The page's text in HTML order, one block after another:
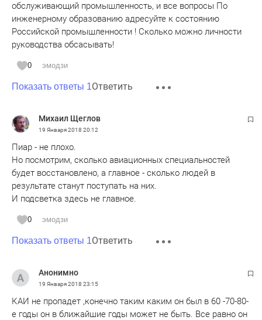
обслуживающий промышленность, и все вопросы По
инженерному образованию адресуйте к состоянию
Российской промышленности ! Сколько можно личности
руководства обсасывать!
0 эмодзи
Показать ответы 1Ответить
Михаил Щеглов
19 Января 2018 20:12
Пиар - не плохо.
Но посмотрим, сколько авиационных специальностей
будет восстановлено, а главное - сколько людей в
результате станут поступать на них.
И подсветка здесь не главное.
0 эмодзи
Показать ответы 1Ответить
Анонимно
19 Января 2018 23:15
КАИ не пропадет ,конечно таким каким он был в 60 -70-80-
е годы он в ближайшие годы может не быть. Все равно он